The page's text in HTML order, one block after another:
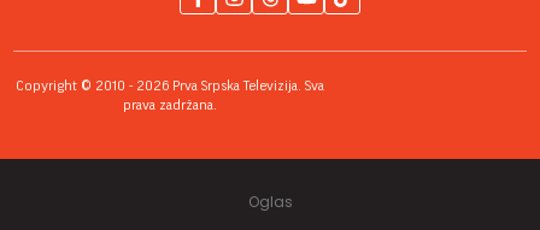
Copyright © 2010 - 2026 Prva Srpska Televizija. Sva
prava zadržana.